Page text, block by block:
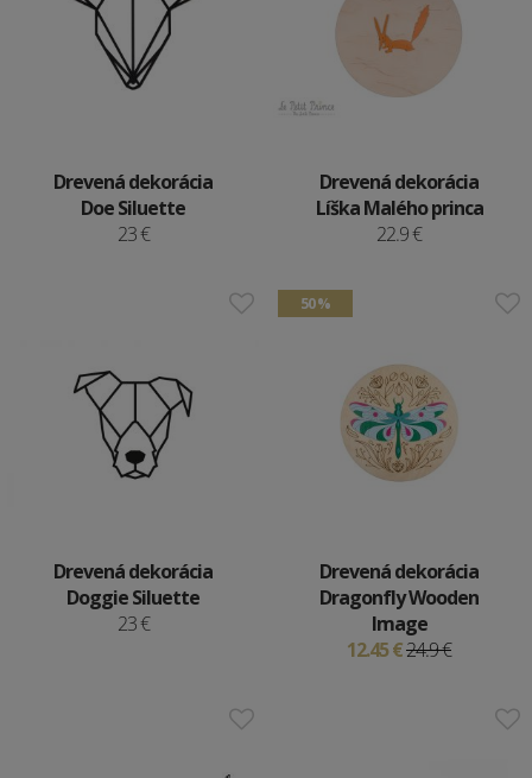
Drevená dekorácia
Doe Siluette
23 €
Drevená dekorácia
Líška Malého princa
22.9 €
Drevená dekorácia
Doggie Siluette
23 €
50 %
Drevená dekorácia
Dragonfly Wooden
Image
12.45 €24.9 €